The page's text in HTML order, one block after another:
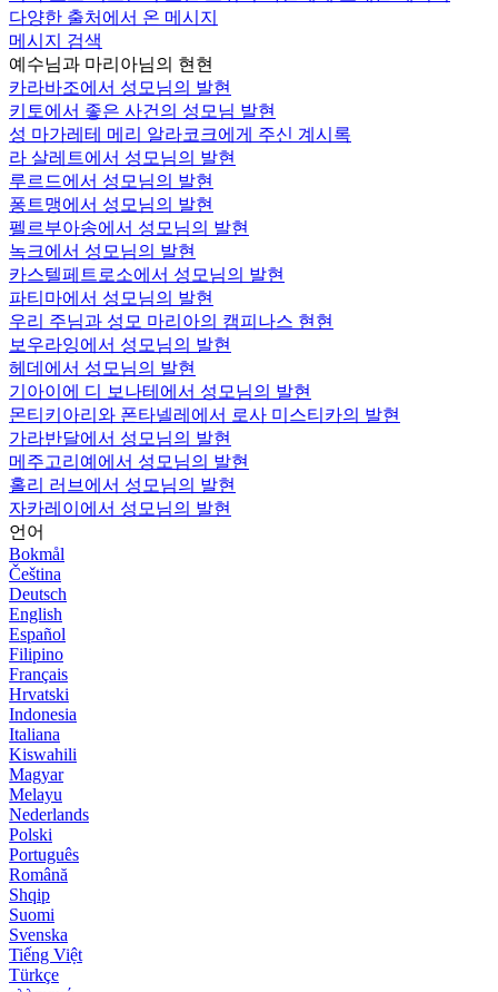
다양한 출처에서 온 메시지
메시지 검색
예수님과 마리아님의 현현
카라바조에서 성모님의 발현
키토에서 좋은 사건의 성모님 발현
성 마가레테 메리 알라코크에게 주신 계시록
라 살레트에서 성모님의 발현
루르드에서 성모님의 발현
퐁트맹에서 성모님의 발현
펠르부아송에서 성모님의 발현
녹크에서 성모님의 발현
카스텔페트로소에서 성모님의 발현
파티마에서 성모님의 발현
우리 주님과 성모 마리아의 캠피나스 현현
보우라잉에서 성모님의 발현
헤데에서 성모님의 발현
기아이에 디 보나테에서 성모님의 발현
몬티키아리와 폰타넬레에서 로사 미스티카의 발현
가라반달에서 성모님의 발현
메주고리예에서 성모님의 발현
홀리 러브에서 성모님의 발현
자카레이에서 성모님의 발현
언어
Bokmål
Čeština
Deutsch
English
Español
Filipino
Français
Hrvatski
Indonesia
Italiana
Kiswahili
Magyar
Melayu
Nederlands
Polski
Português
Română
Shqip
Suomi
Svenska
Tiếng Việt
Türkçe